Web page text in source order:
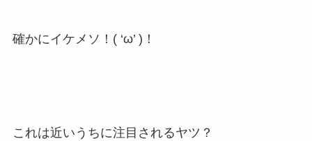
確かにイケメソ！( ‘ω’ )！
これは近いうちに注目されるヤツ？